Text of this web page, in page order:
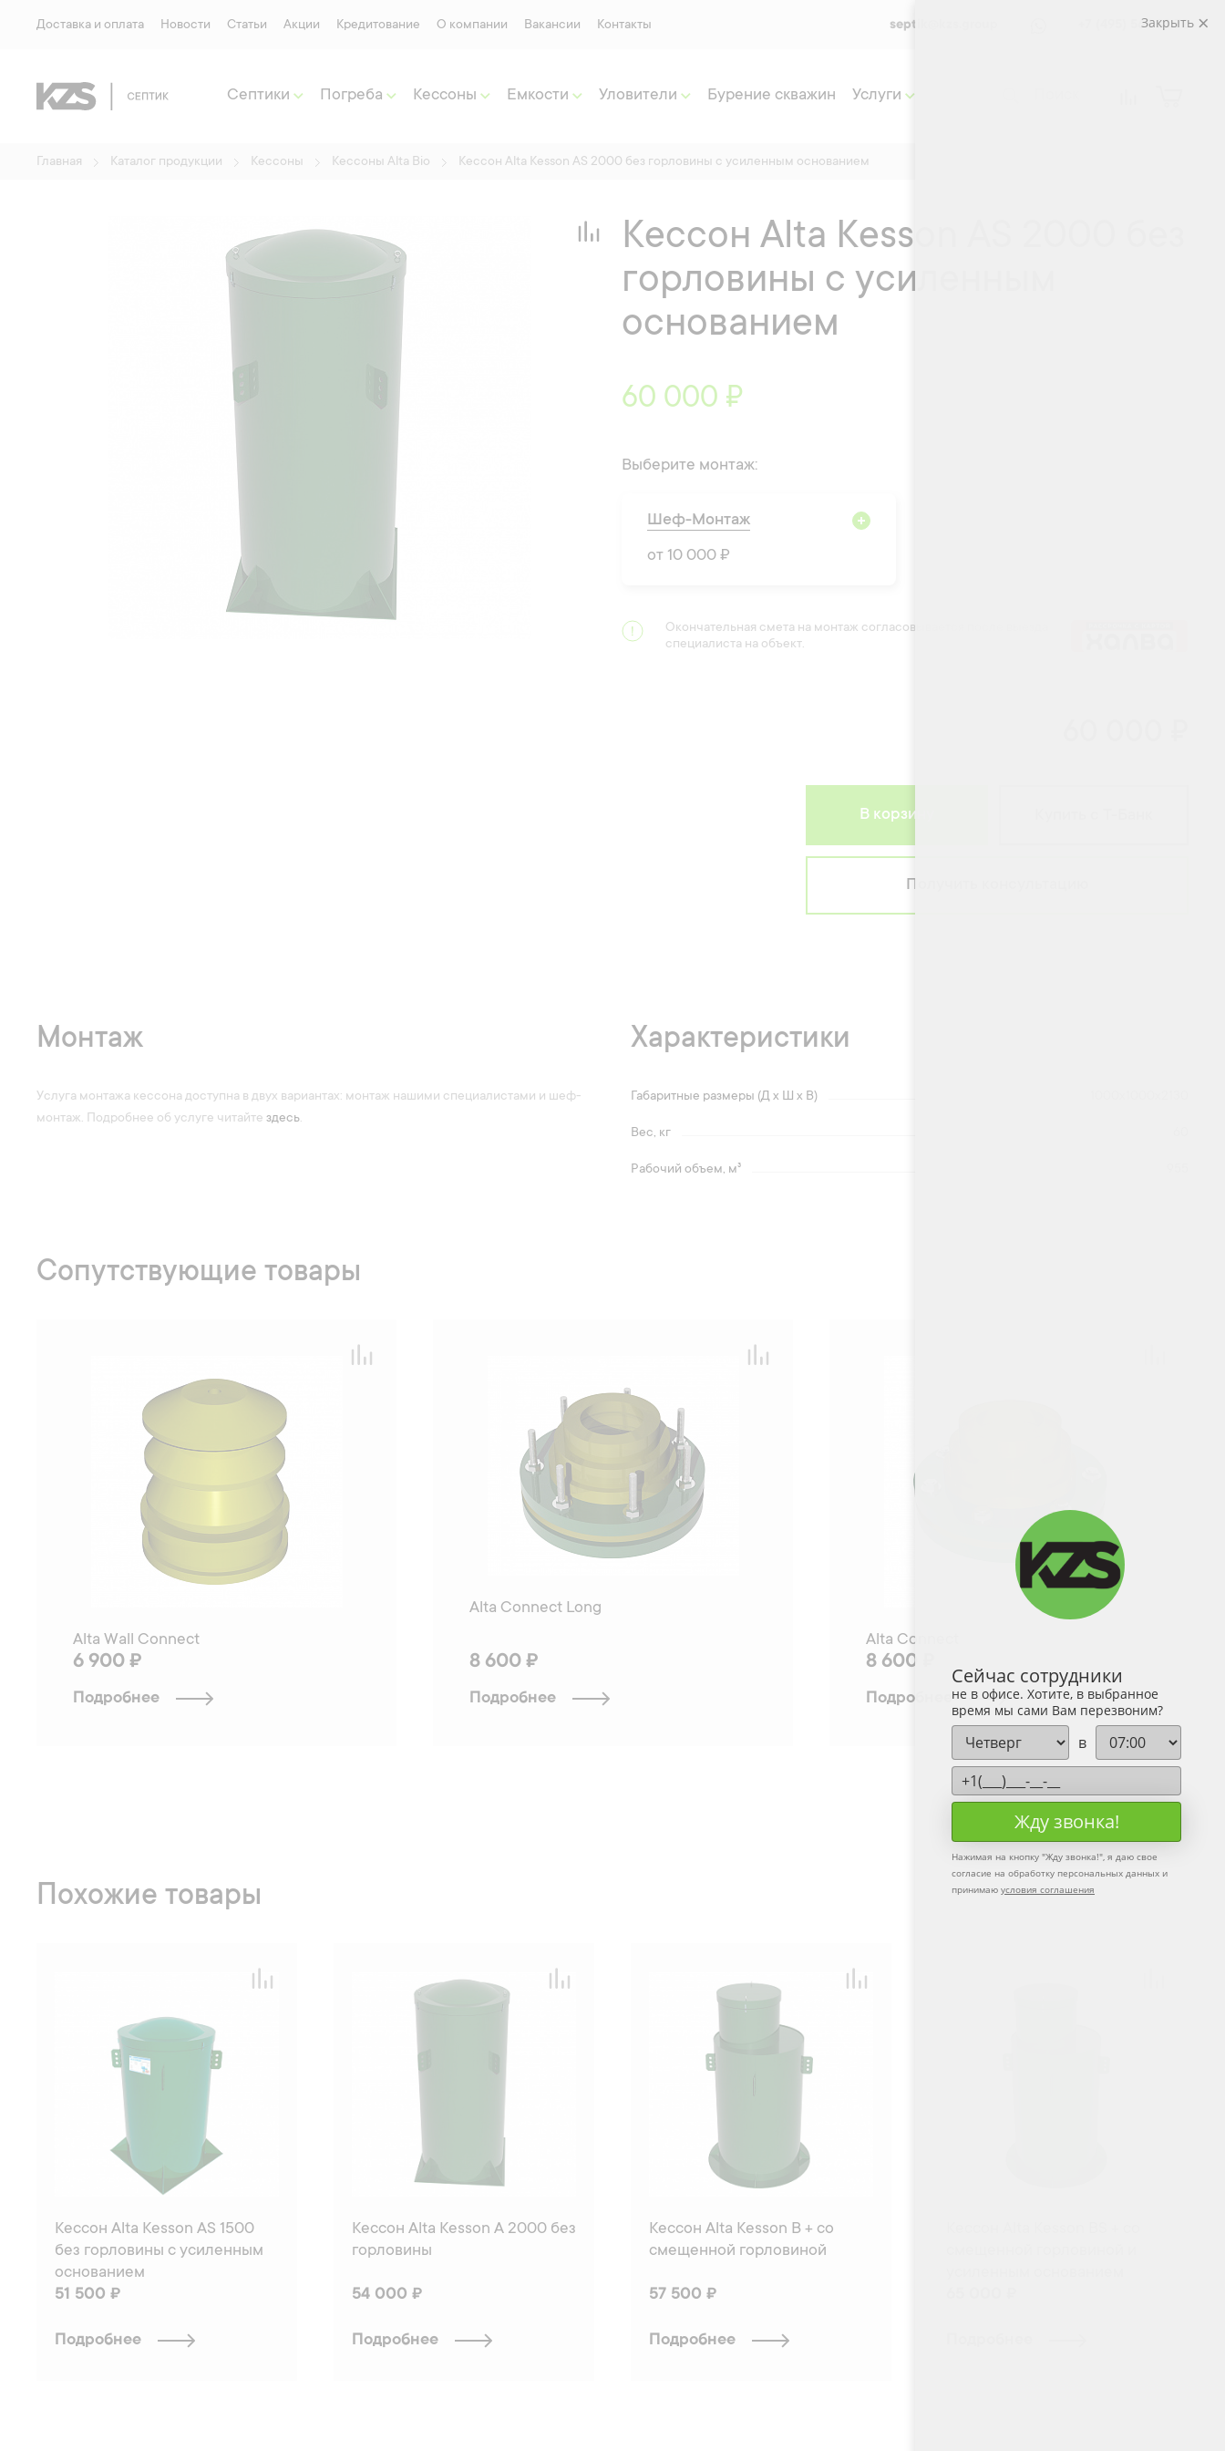
Доставка и оплата Новости Статьи Акции Кредитование О компании Вакансии Контакты septik@kzs.group +7 (495) 565 33 72
Септики Погреба Кессоны Емкости Уловители Бурение скважин Услуги
Главная Каталог продукции Кессоны Кессоны Alta Bio Кессон Alta Kesson АS 2000 без горловины с усиленным основанием
Кессон Alta Kesson АS 2000 без
горловины с усиленным
основанием
60 000 ₽
Выберите монтаж:
Шеф-Монтаж
от 10 000 ₽
Окончательная смета на монтаж согласовывается после выезда
специалиста на объект.
В корзину
Получить консультацию
Монтаж
Услуга монтажа кессона доступна в двух вариантах: монтаж нашими специалистами и шеф-
монтаж. Подробнее об услуге читайте здесь.
Характеристики
Габаритные размеры (Д х Ш х В)
Вес, кг
Рабочий объем, м³
Сопутствующие товары
Alta Wall Connect
6 900 ₽
Подробнее
Alta Connect Long
8 600 ₽
Подробнее
Alta Connect
8 600 ₽
Подробнее
Похожие товары
Кессон Alta Kesson АS 1500
без горловины с усиленным
основанием
51 500 ₽
Подробнее
Кессон Alta Kesson А 2000 без
горловины
54 000 ₽
Подробнее
Кессон Alta Kesson B + со
смещенной горловиной
57 500 ₽
Подробнее
Закрыть
Сейчас сотрудники
не в офисе. Хотите, в выбранное
время мы сами Вам перезвоним?
в
Жду звонка!
Нажимая на кнопку "Жду звонка!", я даю свое
согласие на обработку персональных данных и
принимаю условия соглашения